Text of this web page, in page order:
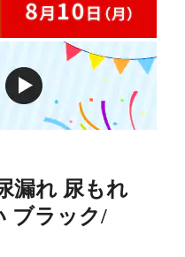
漏れ 尿もれ
ブラック/